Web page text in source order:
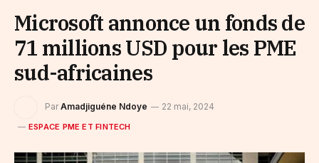
Microsoft annonce un fonds de
71 millions USD pour les PME
sud-africaines
Par Amadjiguéne Ndoye 22 mai, 2024
ESPACE PME ET FINTECH